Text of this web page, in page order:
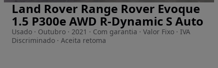
Imagem 1 de 22
Land Rover Range Rover Evoque
1.5 P300e AWD R-Dynamic S Auto
Usado · Outubro · 2021 · Com garantia · Valor Fixo · IVA
Discriminado · Aceita retoma